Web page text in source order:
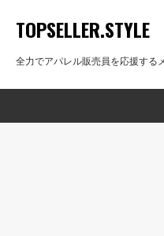
TOPSELLER.STYLE
全力でアパレル販売員を応援する